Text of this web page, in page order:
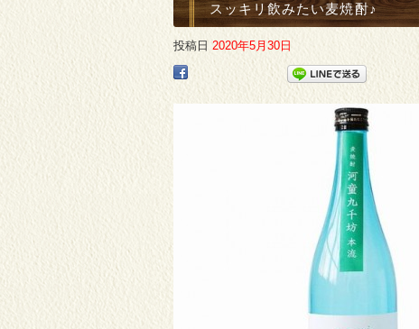
スッキリ飲みたい麦焼酎♪
投稿日 2020年5月30日